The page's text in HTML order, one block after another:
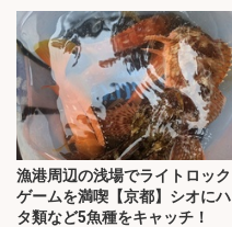
漁港周辺の浅場でライトロック
ゲームを満喫【京都】シオにハ
タ類など5魚種をキャッチ！